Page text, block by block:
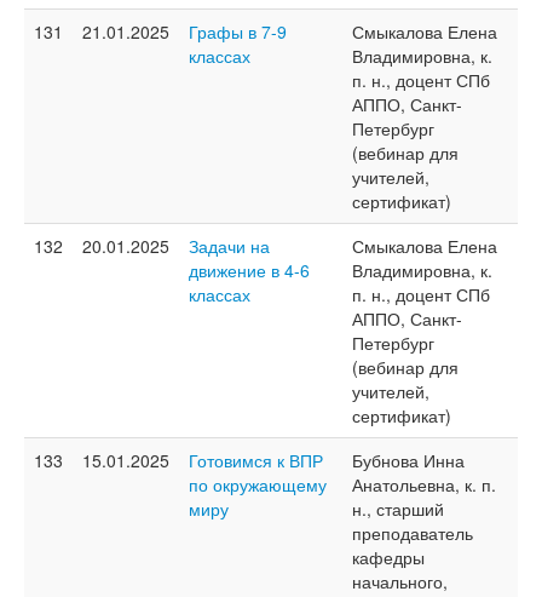
131
21.01.2025
Графы в 7-9
классах
Смыкалова Елена
Владимировна, к.
п. н., доцент СПб
АППО, Санкт-
Петербург
(вебинар для
учителей,
сертификат)
132
20.01.2025
Задачи на
движение в 4-6
классах
Смыкалова Елена
Владимировна, к.
п. н., доцент СПб
АППО, Санкт-
Петербург
(вебинар для
учителей,
сертификат)
133
15.01.2025
Готовимся к ВПР
по окружающему
миру
Бубнова Инна
Анатольевна, к. п.
н., старший
преподаватель
кафедры
начального,